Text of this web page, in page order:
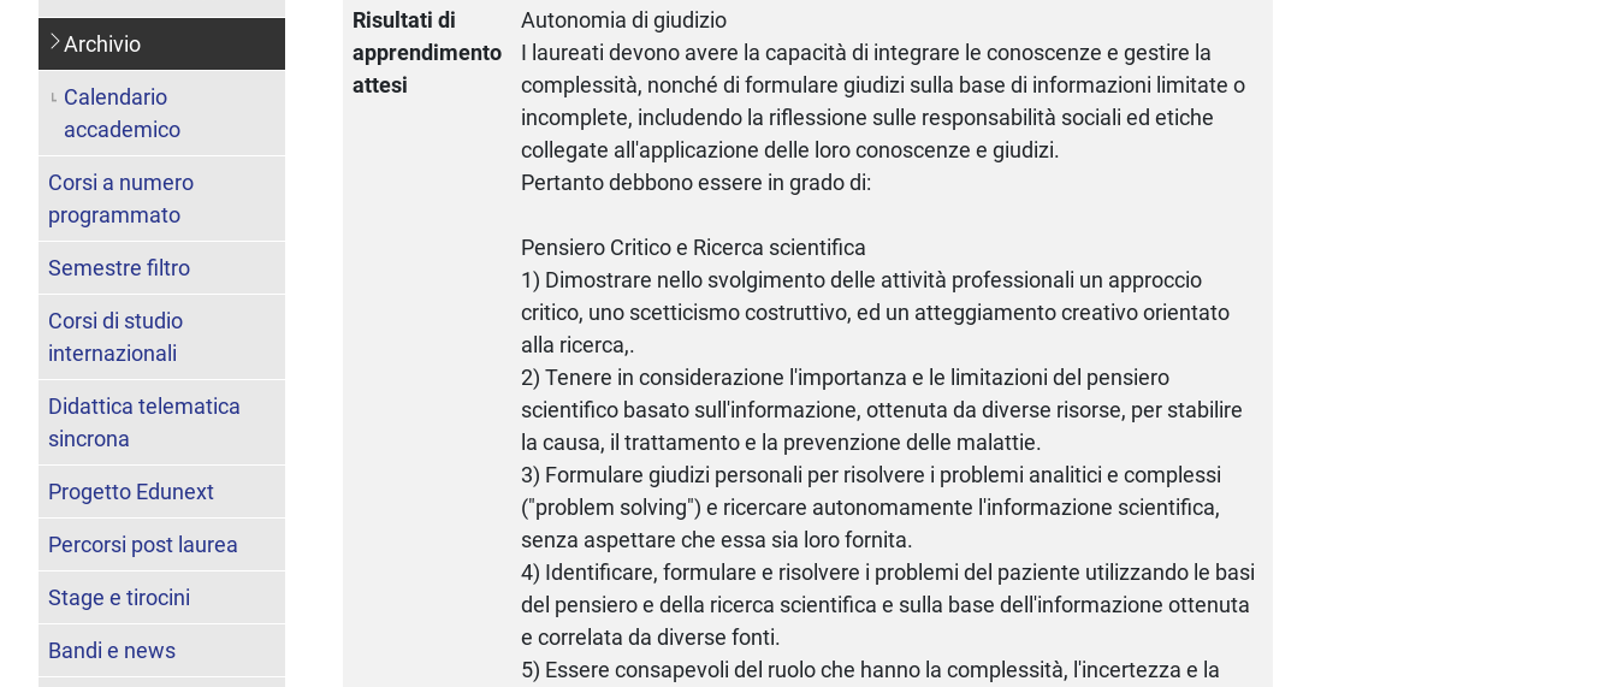
Risultati di
apprendimento
attesi
Autonomia di giudizio
I laureati devono avere la capacità di integrare le conoscenze e gestire la
complessità, nonché di formulare giudizi sulla base di informazioni limitate o
incomplete, includendo la riflessione sulle responsabilità sociali ed etiche
collegate all'applicazione delle loro conoscenze e giudizi.
Pertanto debbono essere in grado di:
Pensiero Critico e Ricerca scientifica
1) Dimostrare nello svolgimento delle attività professionali un approccio
critico, uno scetticismo costruttivo, ed un atteggiamento creativo orientato
alla ricerca,.
2) Tenere in considerazione l'importanza e le limitazioni del pensiero
scientifico basato sull'informazione, ottenuta da diverse risorse, per stabilire
la causa, il trattamento e la prevenzione delle malattie.
3) Formulare giudizi personali per risolvere i problemi analitici e complessi
("problem solving") e ricercare autonomamente l'informazione scientifica,
senza aspettare che essa sia loro fornita.
4) Identificare, formulare e risolvere i problemi del paziente utilizzando le basi
del pensiero e della ricerca scientifica e sulla base dell'informazione ottenuta
e correlata da diverse fonti.
5) Essere consapevoli del ruolo che hanno la complessità, l'incertezza e la
Archivio
Calendario
accademico
Corsi a numero
programmato
Semestre filtro
Corsi di studio
internazionali
Didattica telematica
sincrona
Progetto Edunext
Percorsi post laurea
Stage e tirocini
Bandi e news